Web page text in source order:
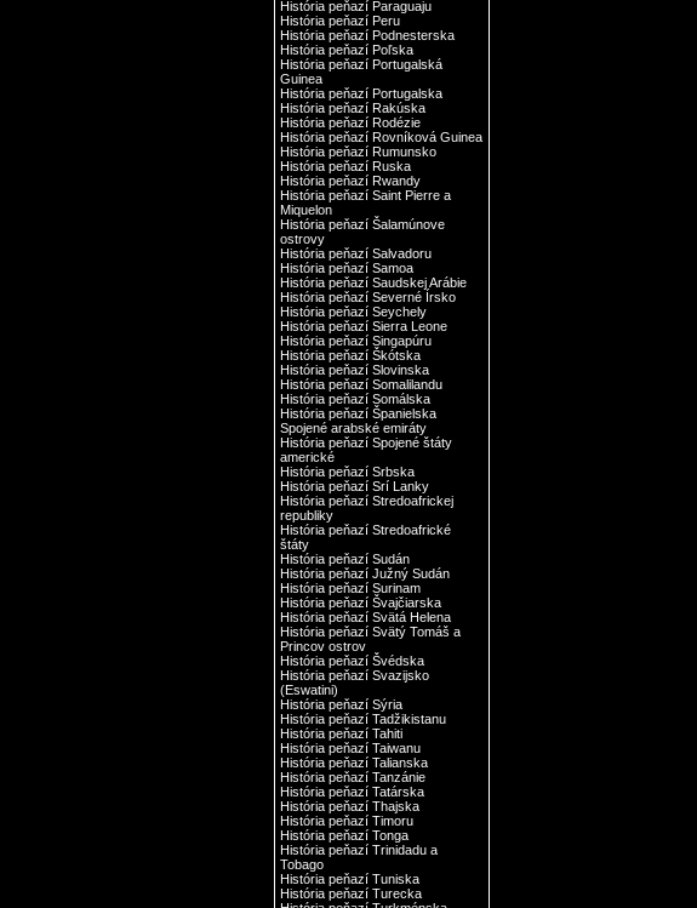
História peňazí Paraguaju
História peňazí Peru
História peňazí Podnesterska
História peňazí Poľska
História peňazí Portugalská
Guinea
História peňazí Portugalska
História peňazí Rakúska
História peňazí Rodézie
História peňazí Rovníková Guinea
História peňazí Rumunsko
História peňazí Ruska
História peňazí Rwandy
História peňazí Saint Pierre a
Miquelon
História peňazí Šalamúnove
ostrovy
História peňazí Salvadoru
História peňazí Samoa
História peňazí Saudskej Arábie
História peňazí Severné Írsko
História peňazí Seychely
História peňazí Sierra Leone
História peňazí Singapúru
História peňazí Škótska
História peňazí Slovinska
História peňazí Somalilandu
História peňazí Somálska
História peňazí Španielska
Spojené arabské emiráty
História peňazí Spojené štáty
americké
História peňazí Srbska
História peňazí Srí Lanky
História peňazí Stredoafrickej
republiky
História peňazí Stredoafrické
štáty
História peňazí Sudán
História peňazí Južný Sudán
História peňazí Surinam
História peňazí Švajčiarska
História peňazí Svätá Helena
História peňazí Svätý Tomáš a
Princov ostrov
História peňazí Švédska
História peňazí Svazijsko
(Eswatini)
História peňazí Sýria
História peňazí Tadžikistanu
História peňazí Tahiti
História peňazí Taiwanu
História peňazí Talianska
História peňazí Tanzánie
História peňazí Tatárska
História peňazí Thajska
História peňazí Timoru
História peňazí Tonga
História peňazí Trinidadu a
Tobago
História peňazí Tuniska
História peňazí Turecka